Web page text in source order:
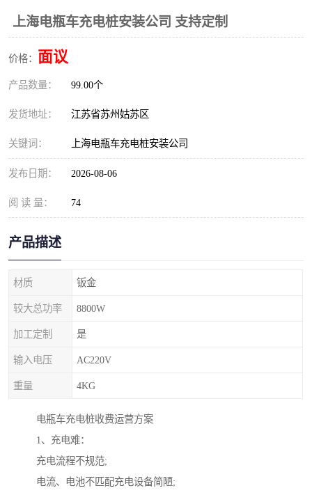
上海电瓶车充电桩安装公司 支持定制
价格： 面议
产品数量： 99.00个
发货地址： 江苏省苏州姑苏区
关键词： 上海电瓶车充电桩安装公司
发布日期： 2026-08-06
阅 读 量： 74
产品描述
材质 钣金
较大总功率 8800W
加工定制 是
输入电压 AC220V
重量 4KG
电瓶车充电桩收费运营方案
1、充电难：
充电流程不规范;
电流、电池不匹配充电设备简陋;